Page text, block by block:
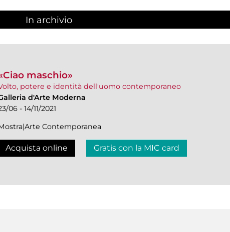
In archivio
maschio»
potere e identità dell'uomo contemporaneo
d'Arte Moderna
06 - 14/11/2021
Contemporanea
Acquista online Gratis con la MIC card